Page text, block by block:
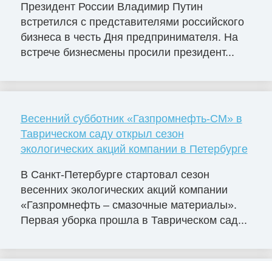
Президент России Владимир Путин
встретился с представителями российского
бизнеса в честь Дня предпринимателя. На
встрече бизнесмены просили президент...
Весенний субботник «Газпромнефть-СМ» в
Таврическом саду открыл сезон
экологических акций компании в Петербурге
В Санкт-Петербурге стартовал сезон
весенних экологических акций компании
«Газпромнефть – смазочные материалы».
Первая уборка прошла в Таврическом сад...